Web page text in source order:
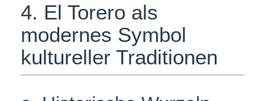
4. El Torero als
modernes Symbol
kultureller Traditionen